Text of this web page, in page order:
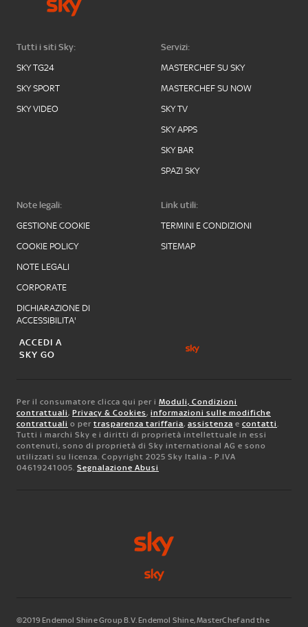
Tutti i siti Sky:
SKY TG24
SKY SPORT
SKY VIDEO
Servizi:
MASTERCHEF SU SKY
MASTERCHEF SU NOW
SKY TV
SKY APPS
SKY BAR
SPAZI SKY
Note legali:
GESTIONE COOKIE
COOKIE POLICY
NOTE LEGALI
CORPORATE
DICHIARAZIONE DI
ACCESSIBILITA'
Link utili:
TERMINI E CONDIZIONI
SITEMAP
ACCEDI A
SKY GO
Per il consumatore clicca qui per i Moduli, Condizioni
contrattuali, Privacy & Cookies, informazioni sulle modifiche
contrattuali o per trasparenza tariffaria, assistenza e contatti.
Tutti i marchi Sky e i diritti di proprietà intellettuale in essi
contenuti, sono di proprietà di Sky international AG e sono
utilizzati su licenza. Copyright 2025 Sky Italia - P.IVA
04619241005. Segnalazione Abusi
©2019 Endemol Shine Group B.V. Endemol Shine, MasterChef and the